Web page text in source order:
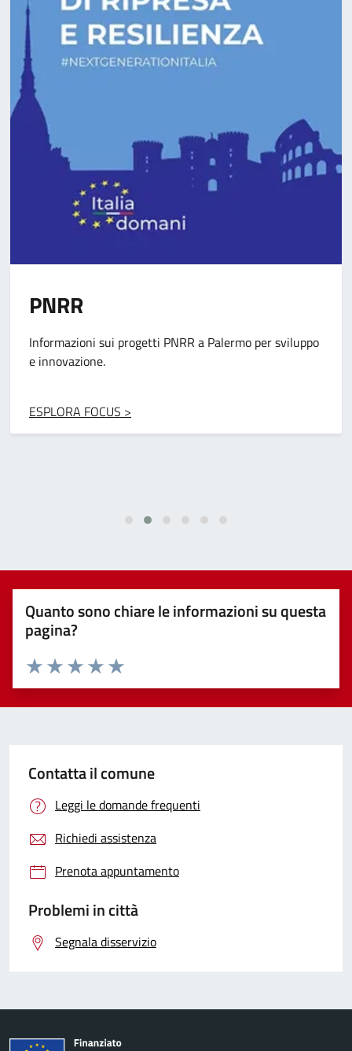
Pon Metro
Progetti per migliorare infrastrutture e servizi grazie ai
Quanto sono chiare le informazioni su questa
pagina?
Valuta 5 stelle su 5
Valuta 4 stelle su 5
Valuta 3 stelle su 5
Valuta 2 stelle su 5
Valuta 1 stelle su 5
Contatta il comune
Leggi le domande frequenti
Richiedi assistenza
Prenota appuntamento
Problemi in città
Segnala disservizio